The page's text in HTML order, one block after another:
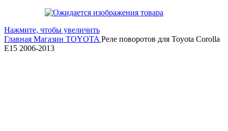
Нажмите, чтобы увеличить
Главная Магазин TOYOTA Реле поворотов для Toyota Corolla
E15 2006-2013